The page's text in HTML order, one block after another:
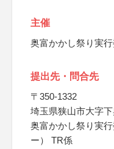
主催
奥富かかし祭り実
提出先・問合先
〒350-1332
埼玉県狭山市大字
奥富かかし祭り実
ー） TR係